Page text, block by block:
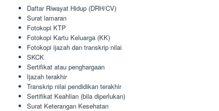
Daftar Riwayat Hidup (DRH/CV)
Surat lamaran
Fotokopi KTP
Fotokopi Kartu Keluarga (KK)
Fotokopi ijazah dan transkrip nilai
SKCK
Sertifikat atau penghargaan
Ijazah terakhir
Transkrip nilai pendidikan terakhir
Sertifikat Keahlian (bila diperlukan)
Surat Keterangan Kesehatan